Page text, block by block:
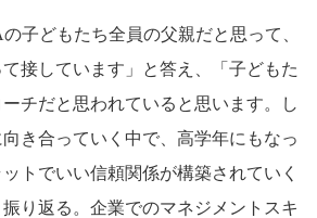
子どもたち全員の父親だと思って、
接しています」と答え、「子どもた
チだと思われていると思います。し
き合っていく中で、高学年にもなっ
トでいい信頼関係が構築されていく
り返る。企業でのマネジメントスキ